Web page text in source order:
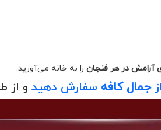
آرامش در هر فنجانرا به خانه می‌آورید.
جمال کافه سفارش دهیدو از